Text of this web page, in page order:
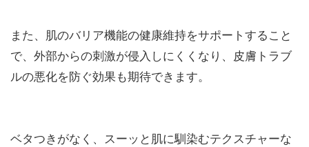
また、肌のバリア機能の健康維持をサポートすること
で、外部からの刺激が侵入しにくくなり、皮膚トラブ
ルの悪化を防ぐ効果も期待できます。
ベタつきがなく、スーッと肌に馴染むテクスチャーな